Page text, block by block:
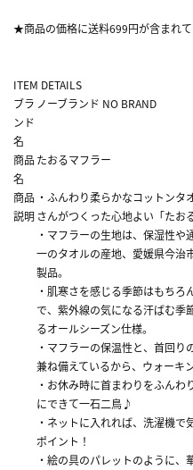
★商品の価格に送料699円が含まれ
ITEM DETAILS
ブラ
ンド
名
ノーブランド NO BRAND
商品
名
たおるマフラー
商品
説明
・ふんわり柔らかなコットン
さんがつくった心地よい「たお
・マフラーの生地は、保湿性
一のタオルの産地、愛媛県今治
製品。
・肌寒さを感じる季節はもち
で、紫外線の気になる汗ばむ季
るオールシーズン仕様。
・マフラーの保温性と、首回
兼ね備えているから、ウォーキ
・お休み時に首まわりをふん
にできて一石二鳥♪
・ネットに入れれば、洗濯機
ポイント！
・絵の具のパレットのように